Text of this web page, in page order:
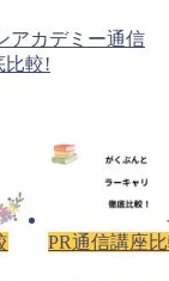
アカデミー通信
比較!
PR通信講座